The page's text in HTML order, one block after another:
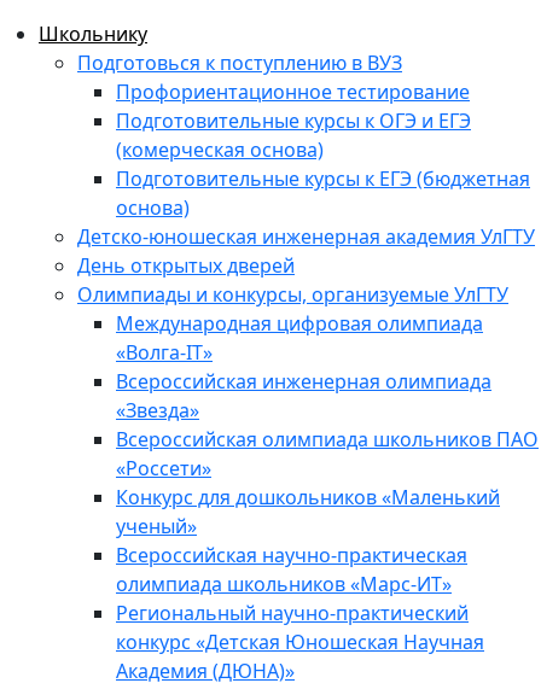
Школьнику
Подготовься к поступлению в ВУЗ
Профориентационное тестирование
Подготовительные курсы к ОГЭ и ЕГЭ
(комерческая основа)
Подготовительные курсы к ЕГЭ (бюджетная
основа)
Детско-юношеская инженерная академия УлГТУ
День открытых дверей
Олимпиады и конкурсы, организуемые УлГТУ
Международная цифровая олимпиада
«Волга-IT»
Всероссийская инженерная олимпиада
«Звезда»
Всероссийская олимпиада школьников ПАО
«Россети»
Конкурс для дошкольников «Маленький
ученый»
Всероссийская научно-практическая
олимпиада школьников «Марс-ИТ»
Региональный научно-практический
конкурс «Детская Юношеская Научная
Академия (ДЮНА)»